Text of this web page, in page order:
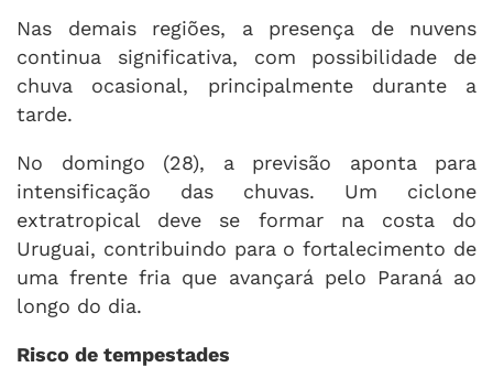
Nas demais regiões, a presença de nuvens
continua significativa, com possibilidade de
chuva ocasional, principalmente durante a
tarde.
No domingo (28), a previsão aponta para
intensificação das chuvas. Um ciclone
extratropical deve se formar na costa do
Uruguai, contribuindo para o fortalecimento de
uma frente fria que avançará pelo Paraná ao
longo do dia.
Risco de tempestades